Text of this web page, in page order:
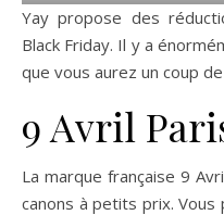
Yay propose des
Black Friday. Il y a
que vous aurez un coup
9 Avril
La marque française 9
canons à petits prix.